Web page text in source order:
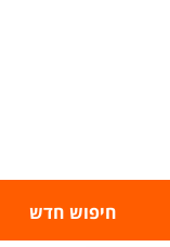
חיפוש חדש